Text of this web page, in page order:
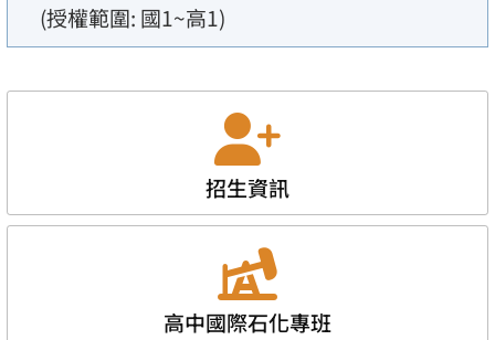
(授權範圍: 國1~高1)
招生資訊
高中國際石化專班